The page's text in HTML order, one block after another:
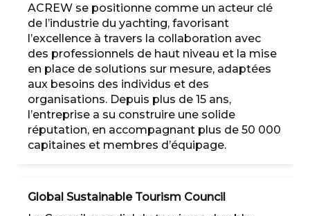
ACREW se positionne comme un acteur clé
de l’industrie du yachting, favorisant
l’excellence à travers la collaboration avec
des professionnels de haut niveau et la mise
en place de solutions sur mesure, adaptées
aux besoins des individus et des
organisations. Depuis plus de 15 ans,
l’entreprise a su construire une solide
réputation, en accompagnant plus de 50 000
capitaines et membres d’équipage.
Global Sustainable Tourism Council